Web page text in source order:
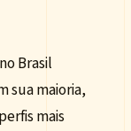
Brasil
sua maioria,
mais